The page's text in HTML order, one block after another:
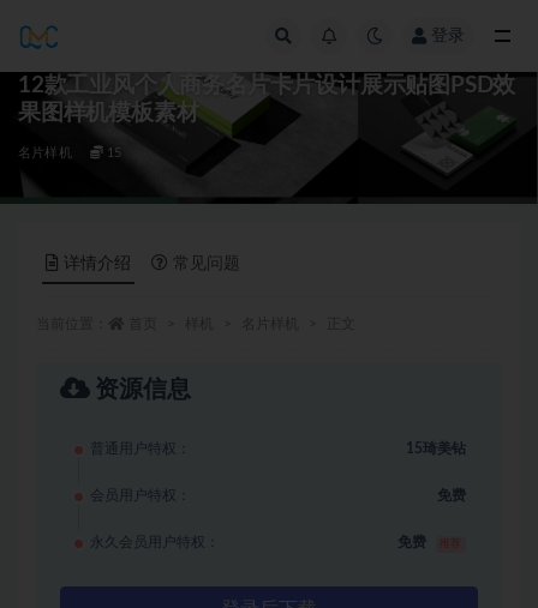
登录
12款工业风个人商务名片卡片设计展示贴图PSD效
果图样机模板素材
名片样机 15
详情介绍 常见问题
资源信息
普通用户特权： 15琦美钻
会员用户特权： 免费
永久会员用户特权： 免费